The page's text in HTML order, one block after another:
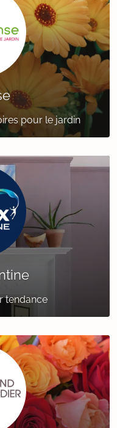
pour le jardin
tendance